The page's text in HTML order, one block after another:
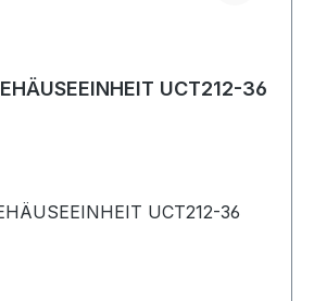
UCT212-36
UCT212-36